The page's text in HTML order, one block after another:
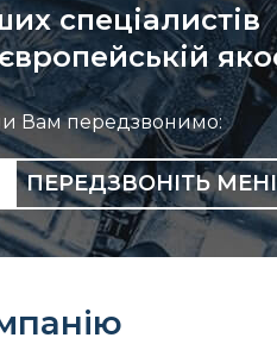
спеціалистів
Вам передзвонимо:
ПЕРЕДЗВОНІТЬ МЕНІ